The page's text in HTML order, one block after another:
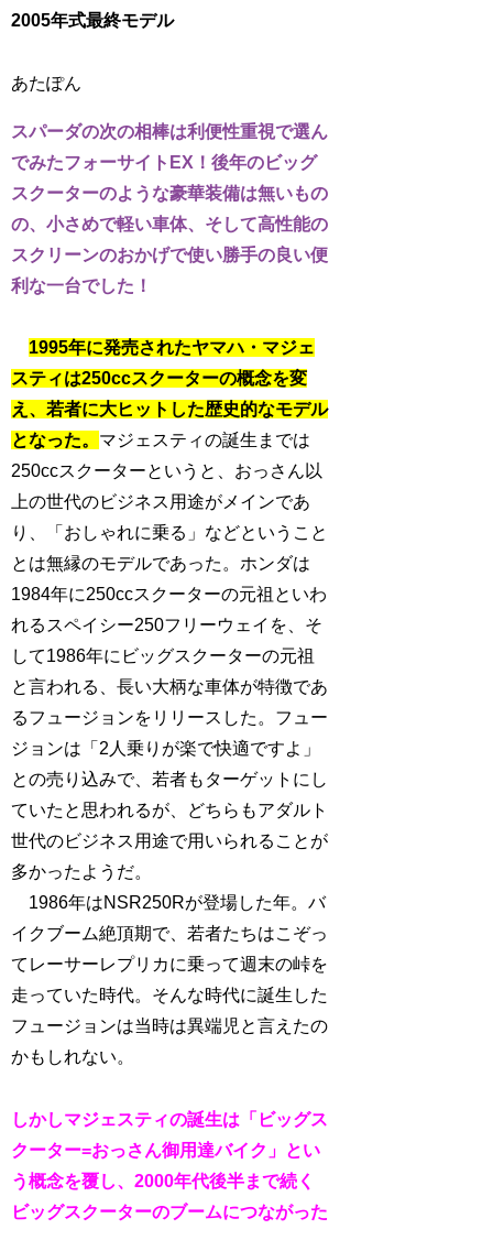
2005年式最終モデル
スパーダの次の相棒は利便性重視で選ん
でみたフォーサイトEX！後年のビッグ
スクーターのような豪華装備は無いもの
の、小さめで軽い車体、そして高性能の
スクリーンのおかげで使い勝手の良い便
利な一台でした！
1995年に発売されたヤマハ・マジェ
スティは250ccスクーターの概念を変
え、若者に大ヒットした歴史的なモデル
となった。 マジェスティの誕生までは
250ccスクーターというと、おっさん以
上の世代のビジネス用途がメインであ
り、「おしゃれに乗る」などということ
とは無縁のモデルであった。ホンダは
1984年に250ccスクーターの元祖といわ
れるスペイシー250フリーウェイを、そ
して1986年にビッグスクーターの元祖
と言われる、長い大柄な車体が特徴であ
るフュージョンをリリースした。フュー
ジョンは「2人乗りが楽で快適ですよ」
との売り込みで、若者もターゲットにし
ていたと思われるが、どちらもアダルト
世代のビジネス用途で用いられることが
多かったようだ。
1986年はNSR250Rが登場した年。バ
イクブーム絶頂期で、若者たちはこぞっ
てレーサーレプリカに乗って週末の峠を
走っていた時代。そんな時代に誕生した
フュージョンは当時は異端児と言えたの
かもしれない。
しかしマジェスティの誕生は「ビッグス
クーター=おっさん御用達バイク」とい
う概念を覆し、2000年代後半まで続く
ビッグスクーターのブームにつながった